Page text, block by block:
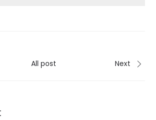
All post Next